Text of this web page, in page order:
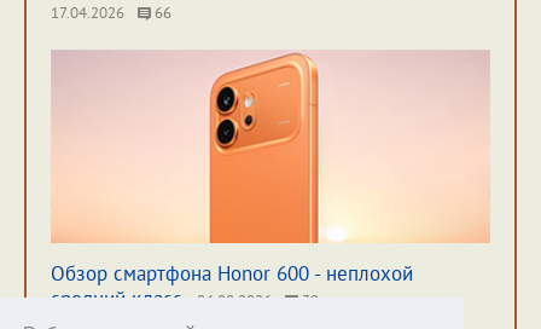
17.04.2026 66
Обзор смартфона Honor 600 - неплохой
средний класс
04.08.2026 39